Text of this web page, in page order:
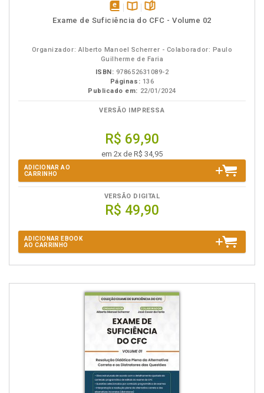
disponívelDisponível
páginas
Exame de Suficiência do CFC - Volume 02
Organizador: Alberto Manoel Scherrer - Colaborador: Paulo
Guilherme de Faria
ISBN: 978652631089-2
Páginas: 136
Publicado em: 22/01/2024
VERSÃO IMPRESSA
R$ 69,90
em 2x de R$ 34,95
ADICIONAR AO
CARRINHO
VERSÃO DIGITAL
R$ 49,90
ADICIONAR EBOOK
AO CARRINHO